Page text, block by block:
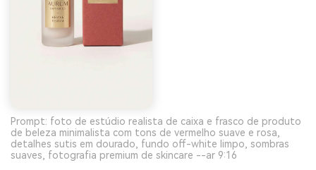
Prompt: foto de estúdio realista de caixa e frasco de produto
de beleza minimalista com tons de vermelho suave e rosa,
detalhes sutis em dourado, fundo off-white limpo, sombras
suaves, fotografia premium de skincare --ar 9:16